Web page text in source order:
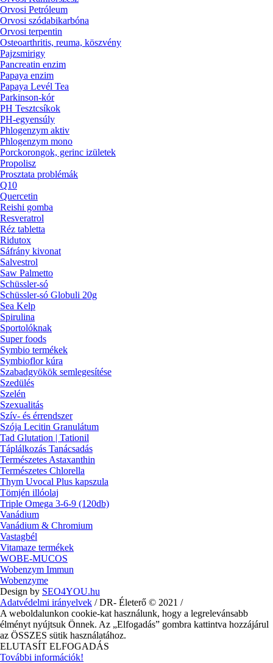
Orvosi Petróleum
Orvosi szódabikarbóna
Orvosi terpentin
Osteoarthritis, reuma, köszvény
Pajzsmirigy
Pancreatin enzim
Papaya enzim
Papaya Levél Tea
Parkinson-kór
PH Tesztcsíkok
PH-egyensúly
Phlogenzym aktiv
Phlogenzym mono
Porckorongok, gerinc izületek
Propolisz
Prosztata problémák
Q10
Quercetin
Reishi gomba
Resveratrol
Réz tabletta
Ridutox
Sáfrány kivonat
Salvestrol
Saw Palmetto
Schüssler-só
Schüssler-só Globuli 20g
Sea Kelp
Spirulina
Sportolóknak
Super foods
Symbio termékek
Symbioflor kúra
Szabadgyökök semlegesítése
Szedülés
Szelén
Szexualitás
Szív- és érrendszer
Szója Lecitin Granulátum
Tad Glutation | Tationil
Táplálkozás Tanácsadás
Természetes Astaxanthin
Természetes Chlorella
Thym Uvocal Plus kapszula
Tömjén illóolaj
Triple Omega 3-6-9 (120db)
Vanádium
Vanádium & Chromium
Vastagbél
Vitamaze termékek
WOBE-MUCOS
Wobenzym Immun
Wobenzyme
Design by SEO4YOU.hu
Adatvédelmi irányelvek / DR- Életerő © 2021 /
A weboldalunkon cookie-kat használunk, hogy a legrelevánsabb
élményt nyújtsuk Önnek. Az „Elfogadás” gombra kattintva hozzájárul
az ÖSSZES sütik használatához.
ELUTASÍT ELFOGADÁS
További információk!